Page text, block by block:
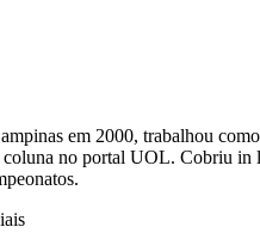
em 2000, trabalhou
coluna no portal UOL. Cobriu